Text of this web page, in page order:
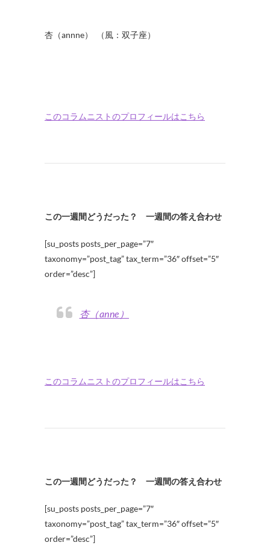
杏（annne） （風：双子座）
このコラムニストのプロフィールはこちら
この一週間どうだった？ 一週間の答え合わせ
[su_posts posts_per_page=”7″
taxonomy=”post_tag” tax_term=”36″ offset=”5″
order=”desc”]
杏（anne）
このコラムニストのプロフィールはこちら
この一週間どうだった？ 一週間の答え合わせ
[su_posts posts_per_page=”7″
taxonomy=”post_tag” tax_term=”36″ offset=”5″
order=”desc”]